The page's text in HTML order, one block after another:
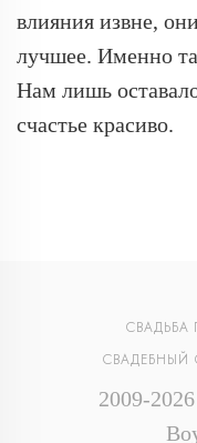
влияния извне,
лучшее. Именно
Нам лишь
счастье красиво.
СВАДЕБНЫЙ
2009-